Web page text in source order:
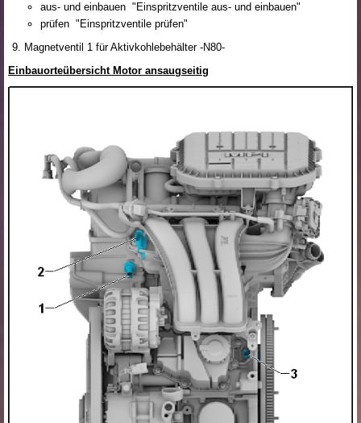
aus- und einbauen "Einspritzventile aus- und einbauen"
prüfen "Einspritzventile prüfen"
Magnetventil 1 für Aktivkohlebehälter -N80-
Einbauorteübersicht Motor ansaugseitig